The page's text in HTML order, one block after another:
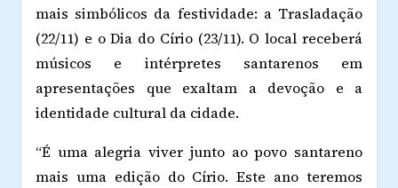
mais simbólicos da festividade: a Trasladação
(22/11) e o Dia do Círio (23/11). O local receberá
músicos e intérpretes santarenos em
apresentações que exaltam a devoção e a
identidade cultural da cidade.
“É uma alegria viver junto ao povo santareno
mais uma edição do Círio. Este ano teremos